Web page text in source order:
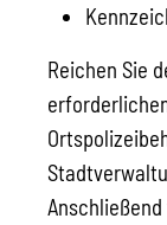
Reichen Sie